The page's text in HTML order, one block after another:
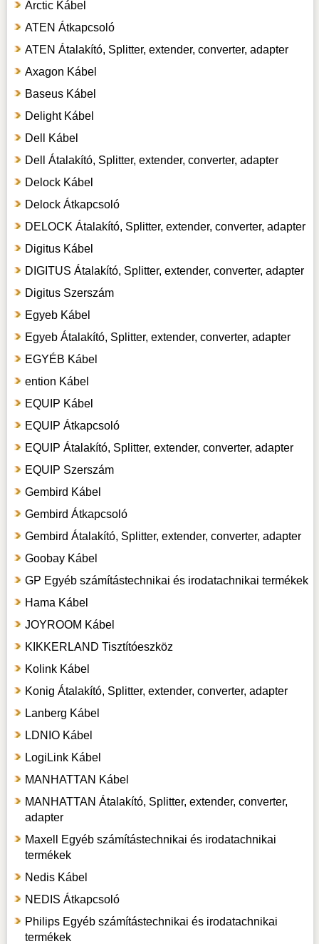
Arctic Kábel
ATEN Átkapcsoló
ATEN Átalakító, Splitter, extender, converter, adapter
Axagon Kábel
Baseus Kábel
Delight Kábel
Dell Kábel
Dell Átalakító, Splitter, extender, converter, adapter
Delock Kábel
Delock Átkapcsoló
DELOCK Átalakító, Splitter, extender, converter, adapter
Digitus Kábel
DIGITUS Átalakító, Splitter, extender, converter, adapter
Digitus Szerszám
Egyeb Kábel
Egyeb Átalakító, Splitter, extender, converter, adapter
EGYÉB Kábel
ention Kábel
EQUIP Kábel
EQUIP Átkapcsoló
EQUIP Átalakító, Splitter, extender, converter, adapter
EQUIP Szerszám
Gembird Kábel
Gembird Átkapcsoló
Gembird Átalakító, Splitter, extender, converter, adapter
Goobay Kábel
GP Egyéb számítástechnikai és irodatachnikai termékek
Hama Kábel
JOYROOM Kábel
KIKKERLAND Tisztítóeszköz
Kolink Kábel
Konig Átalakító, Splitter, extender, converter, adapter
Lanberg Kábel
LDNIO Kábel
LogiLink Kábel
MANHATTAN Kábel
MANHATTAN Átalakító, Splitter, extender, converter,
adapter
Maxell Egyéb számítástechnikai és irodatachnikai
termékek
Nedis Kábel
NEDIS Átkapcsoló
Philips Egyéb számítástechnikai és irodatachnikai
termékek